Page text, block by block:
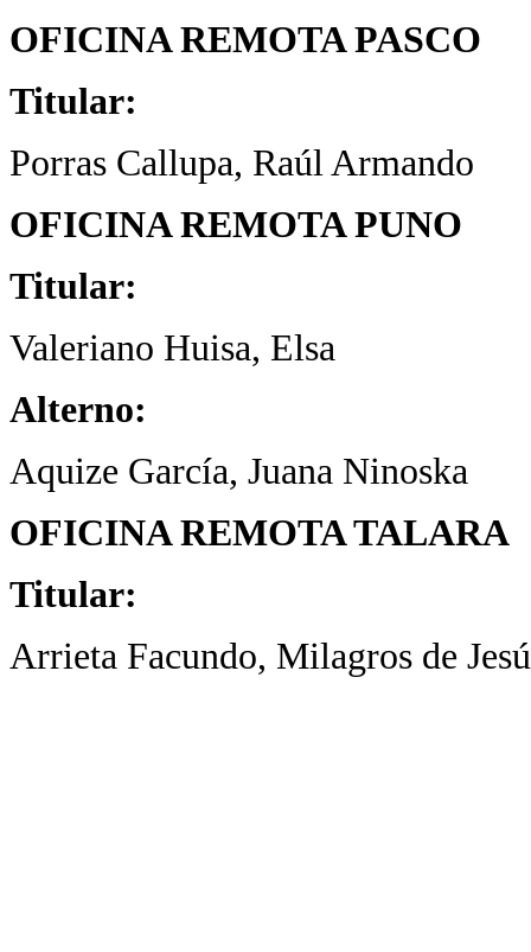
OFICINA REMOTA PASCO
Titular:
Porras Callupa, Raúl Armando
OFICINA REMOTA PUNO
Titular:
Valeriano Huisa, Elsa
Alterno:
Aquize García, Juana Ninoska
OFICINA REMOTA TALARA
Titular:
Arrieta Facundo, Milagros de